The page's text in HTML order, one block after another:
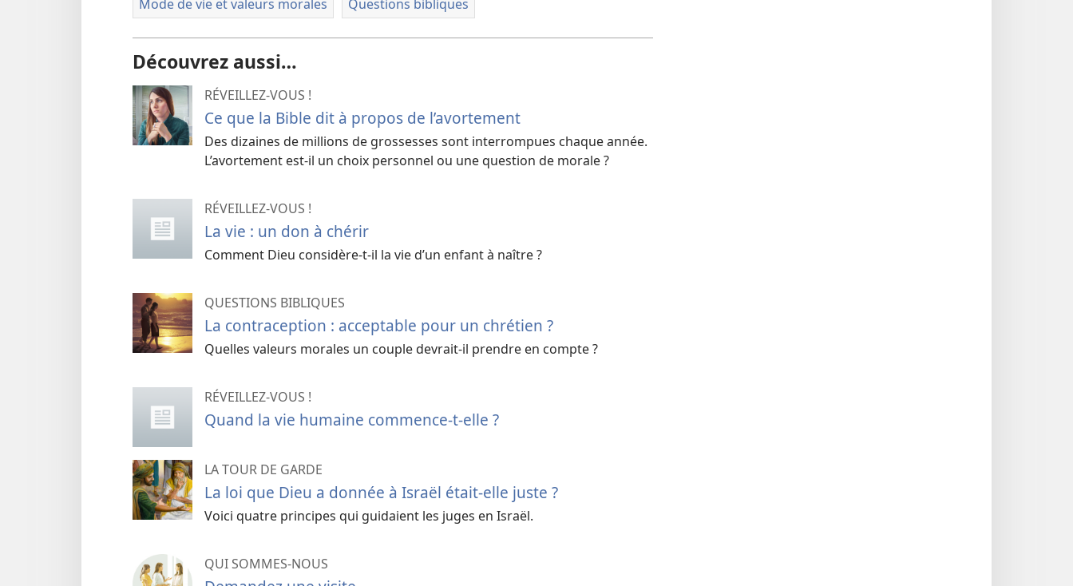
Mode de vie et valeurs morales Questions bibliques
Découvrez aussi…
RÉVEILLEZ-VOUS !
Ce que la Bible dit à propos de l’avortement
Des dizaines de millions de grossesses sont interrompues chaque année.
L’avortement est-​il un choix personnel ou une question de morale ?
RÉVEILLEZ-VOUS !
La vie : un don à chérir
Comment Dieu considère-t-il la vie d’un enfant à naître ?
QUESTIONS BIBLIQUES
La contraception : acceptable pour un chrétien ?
Quelles valeurs morales un couple devrait-il prendre en compte ?
RÉVEILLEZ-VOUS !
Quand la vie humaine commence-t-elle ?
LA TOUR DE GARDE
La loi que Dieu a donnée à Israël était-elle juste ?
Voici quatre principes qui guidaient les juges en Israël.
QUI SOMMES-NOUS